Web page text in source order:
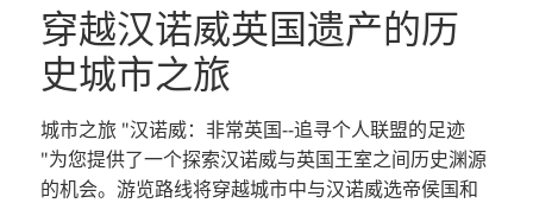
穿越汉诺威英国遗产的历
史城市之旅
城市之旅 "汉诺威：非常英国--追寻个人联盟的足迹
"为您提供了一个探索汉诺威与英国王室之间历史渊源
的机会。游览路线将穿越城市中与汉诺威选帝侯国和